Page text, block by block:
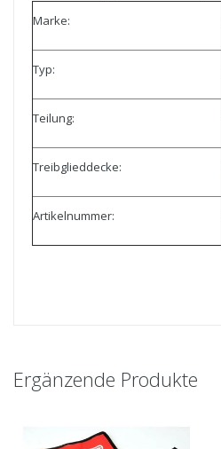
Marke:
Typ:
Teilung:
Treibglieddecke:
Artikelnummer:
Ergänzende Produkte